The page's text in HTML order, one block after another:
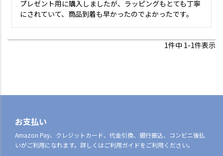
プレゼント用に購入しましたが、ラッピングもとても丁寧
にされていて、商品到着も早かったのでよかったです。
1件中 1-1件表示
お支払い
Amazon Pay、クレジットカード、代金引換、銀行振込、コンビニ後払
いがご利用になれます。詳しくはご利用ガイドをご利用ください。